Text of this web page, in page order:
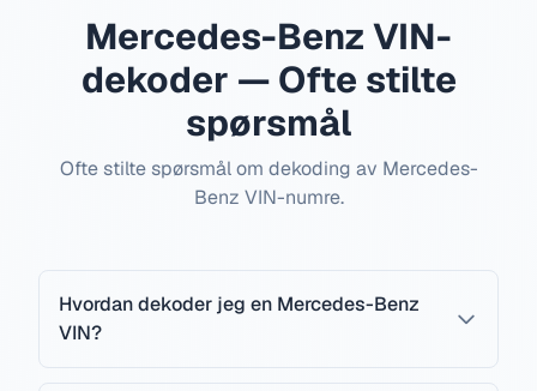
Mercedes-Benz VIN-
dekoder — Ofte stilte
spørsmål
Ofte stilte spørsmål om dekoding av Mercedes-
Benz VIN-numre.
Hvordan dekoder jeg en Mercedes-Benz
VIN?